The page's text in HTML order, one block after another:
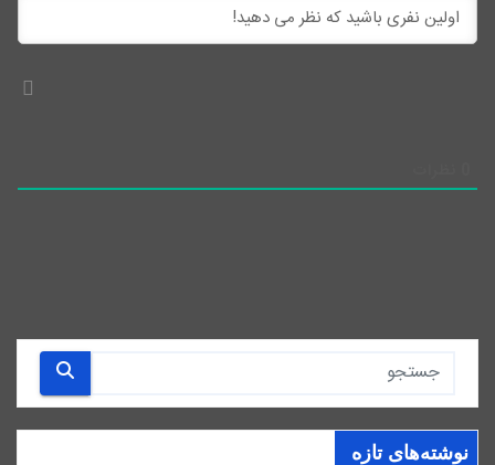
نوشته‌های تازه